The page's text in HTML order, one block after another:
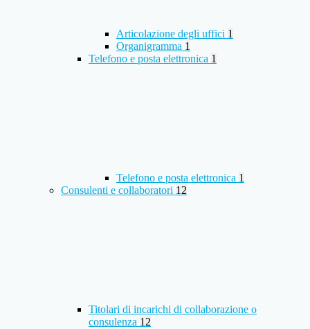
Articolazione degli uffici 1
Organigramma 1
Telefono e posta elettronica 1
Telefono e posta elettronica 1
Consulenti e collaboratori 12
Titolari di incarichi di collaborazione o
consulenza 12